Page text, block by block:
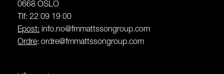
0668 OSLO
Tlf: 22 09 19 00
Epost: info.no@fmmattssongroup.com
Ordre: ordre@fmmattssongroup.com